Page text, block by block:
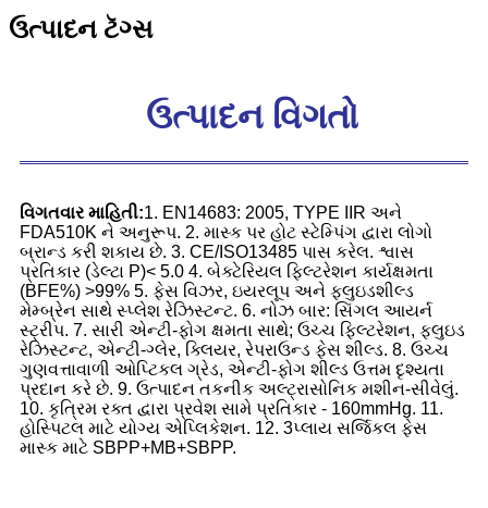
ઉત્પાદન ટૅગ્સ
ઉત્પાદન વિગતો
વિગતવાર માહિતી:1. EN14683: 2005, TYPE IIR અને
FDA510K ને અનુરૂપ. 2. માસ્ક પર હોટ સ્ટેમ્પિંગ દ્વારા લોગો
બ્રાન્ડ કરી શકાય છે. 3. CE/ISO13485 પાસ કરેલ. શ્વાસ
પ્રતિકાર (ડેલ્ટા P)< 5.0 4. બેક્ટેરિયલ ફિલ્ટરેશન કાર્યક્ષમતા
(BFE%) >99% 5. ફેસ વિઝર, ઇયરલૂપ અને ફ્લુઇડશીલ્ડ
મેમ્બ્રેન સાથે સ્પ્લેશ રેઝિસ્ટન્ટ. 6. નોઝ બાર: સિંગલ આયર્ન
સ્ટ્રીપ. 7. સારી એન્ટી-ફોગ ક્ષમતા સાથે; ઉચ્ચ ફિલ્ટરેશન, ફ્લુઇડ
રેઝિસ્ટન્ટ, એન્ટી-ગ્લેર, ક્લિયર, રેપરાઉન્ડ ફેસ શીલ્ડ. 8. ઉચ્ચ
ગુણવત્તાવાળી ઓપ્ટિકલ ગ્રેડ, એન્ટી-ફોગ શીલ્ડ ઉત્તમ દૃશ્યતા
પ્રદાન કરે છે. 9. ઉત્પાદન તકનીક અલ્ટ્રાસોનિક મશીન-સીવેલું.
10. કૃત્રિમ રક્ત દ્વારા પ્રવેશ સામે પ્રતિકાર - 160mmHg. 11.
હોસ્પિટલ માટે યોગ્ય એપ્લિકેશન. 12. 3પ્લાય સર્જિકલ ફેસ
માસ્ક માટે SBPP+MB+SBPP.